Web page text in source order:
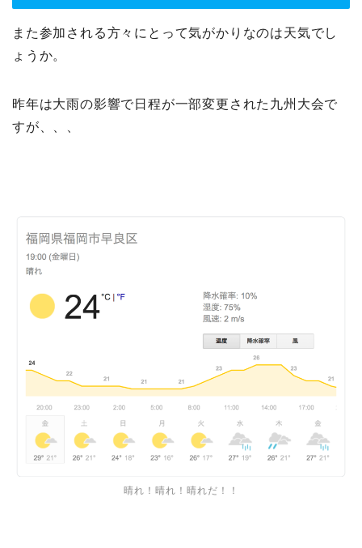
また参加される方々にとって気がかりなのは天気でし
ょうか。
昨年は大雨の影響で日程が一部変更された九州大会で
すが、、、
晴れ！晴れ！晴れだ！！